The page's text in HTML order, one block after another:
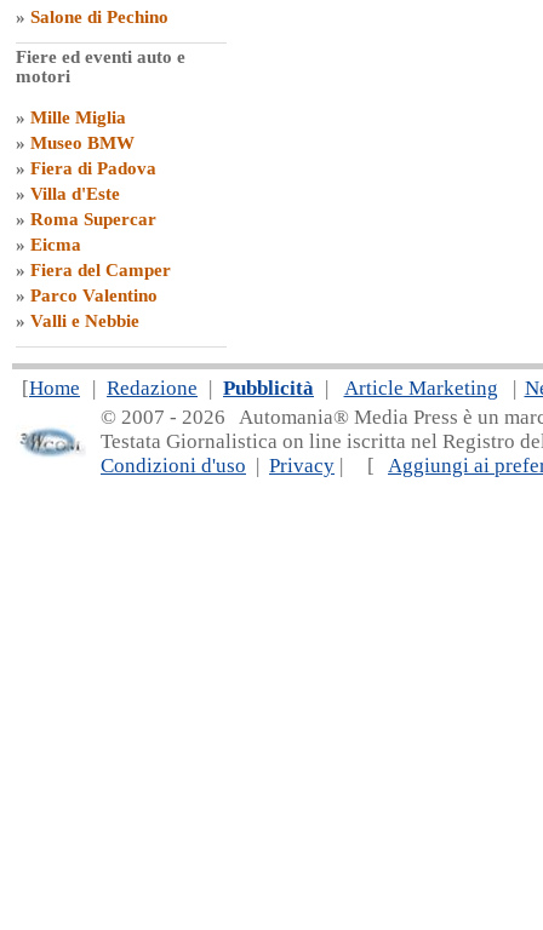
» Salone di Pechino
Fiere ed eventi auto e
motori
» Mille Miglia
» Museo BMW
» Fiera di Padova
» Villa d'Este
» Roma Supercar
» Eicma
» Fiera del Camper
» Parco Valentino
» Valli e Nebbie
[Home | Redazione | Pubblicità | Article Marketing |
© 2007 - 2026 Automania® Media Press è un
Testata Giornalistica on line iscritta nel Registro
Condizioni d'uso | Privacy | [ Aggiungi ai